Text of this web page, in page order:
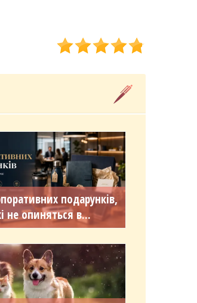
подарунків,
не опиняться в...